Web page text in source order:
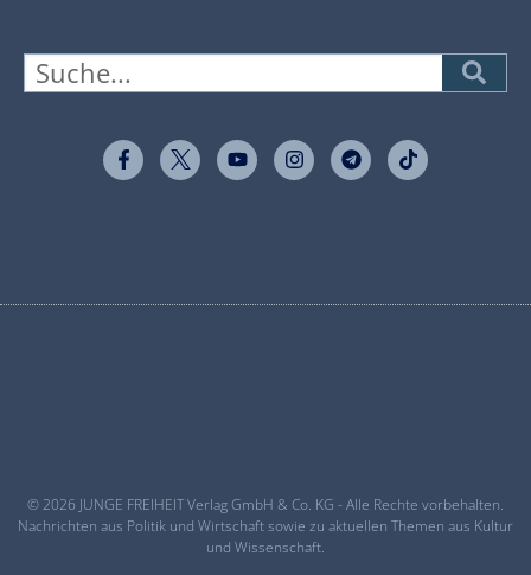
© 2026 JUNGE FREIHEIT Verlag GmbH & Co. KG - Alle Rechte vorbehalten.
Nachrichten aus Politik und Wirtschaft sowie zu aktuellen Themen aus Kultur
und Wissenschaft.